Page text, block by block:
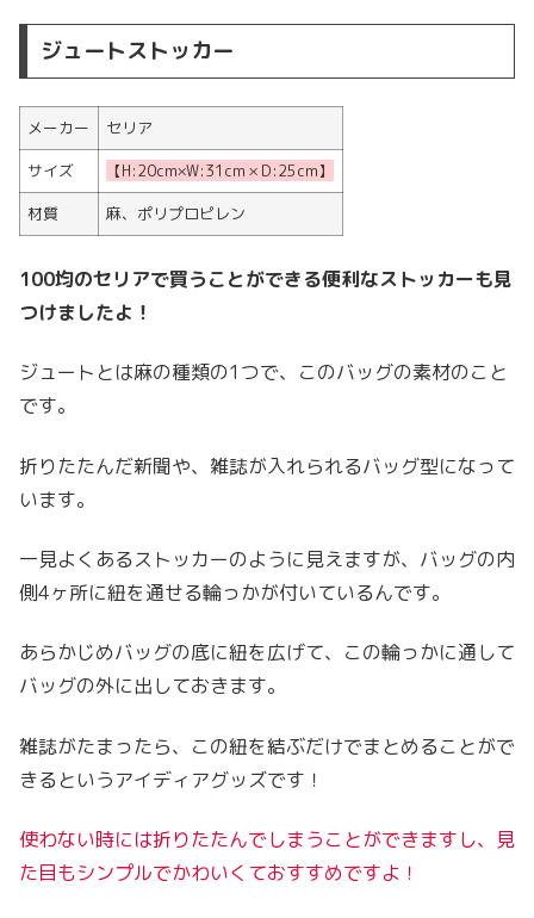
ジュートストッカー
メーカー
セリア
サイズ
【H:20cm×W:31cm × D:25cm】
材質
麻、ポリプロピレン
100均のセリアで買うことができる便利なストッカーも見
つけましたよ！
ジュートとは麻の種類の1つで、このバッグの素材のこと
です。
折りたたんだ新聞や、雑誌が入れられるバッグ型になって
います。
一見よくあるストッカーのように見えますが、バッグの内
側4ヶ所に紐を通せる輪っかが付いているんです。
あらかじめバッグの底に紐を広げて、この輪っかに通して
バッグの外に出しておきます。
雑誌がたまったら、この紐を結ぶだけでまとめることがで
きるというアイディアグッズです！
使わない時には折りたたんでしまうことができますし、見
た目もシンプルでかわいくておすすめですよ！